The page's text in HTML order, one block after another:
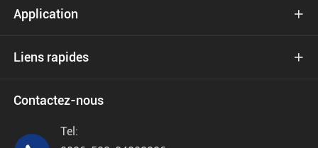
Application 
Liens rapides 
Contactez-nous
Tel: